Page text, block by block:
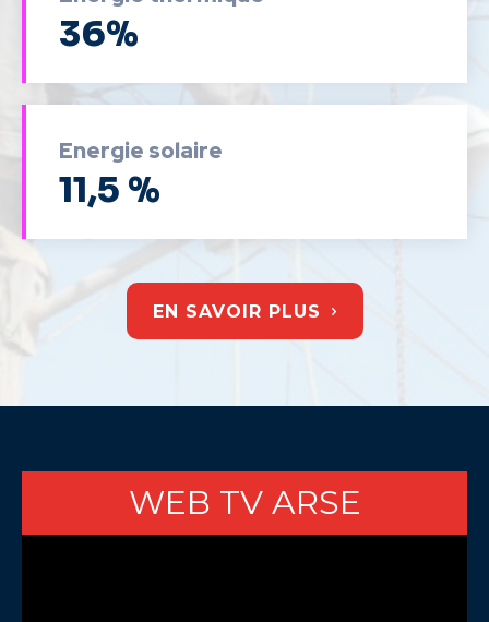
36%
Energie solaire
11,5 %
EN SAVOIR PLUS
WEB TV ARSE